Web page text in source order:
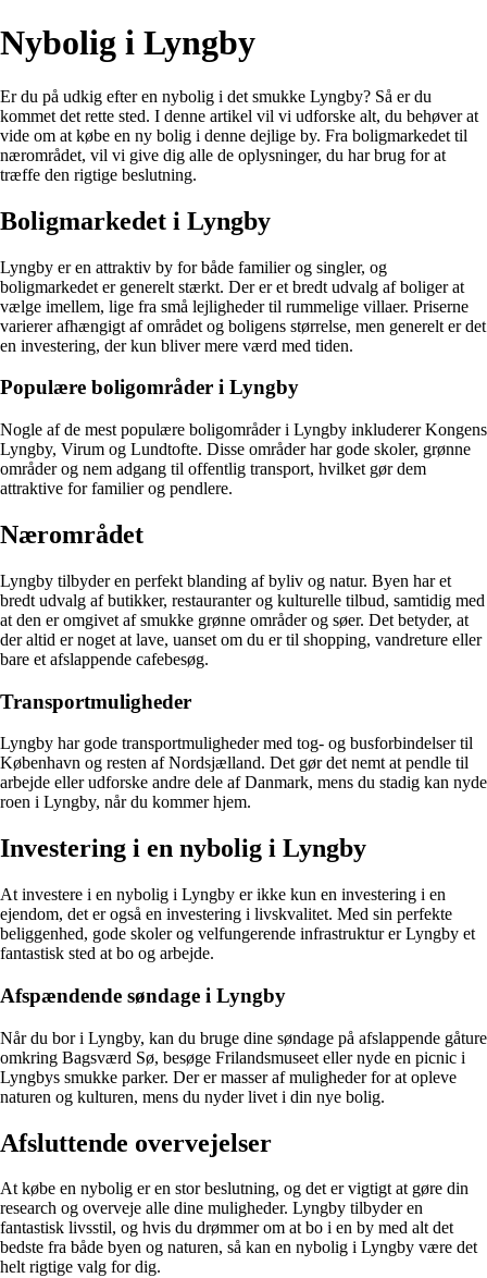
Nybolig i Lyngby
Er du på udkig efter en nybolig i det smukke Lyngby? Så er du
kommet det rette sted. I denne artikel vil vi udforske alt, du behøver at
vide om at købe en ny bolig i denne dejlige by. Fra boligmarkedet til
nærområdet, vil vi give dig alle de oplysninger, du har brug for at
træffe den rigtige beslutning.
Boligmarkedet i Lyngby
Lyngby er en attraktiv by for både familier og singler, og
boligmarkedet er generelt stærkt. Der er et bredt udvalg af boliger at
vælge imellem, lige fra små lejligheder til rummelige villaer. Priserne
varierer afhængigt af området og boligens størrelse, men generelt er det
en investering, der kun bliver mere værd med tiden.
Populære boligområder i Lyngby
Nogle af de mest populære boligområder i Lyngby inkluderer Kongens
Lyngby, Virum og Lundtofte. Disse områder har gode skoler, grønne
områder og nem adgang til offentlig transport, hvilket gør dem
attraktive for familier og pendlere.
Nærområdet
Lyngby tilbyder en perfekt blanding af byliv og natur. Byen har et
bredt udvalg af butikker, restauranter og kulturelle tilbud, samtidig med
at den er omgivet af smukke grønne områder og søer. Det betyder, at
der altid er noget at lave, uanset om du er til shopping, vandreture eller
bare et afslappende cafebesøg.
Transportmuligheder
Lyngby har gode transportmuligheder med tog- og busforbindelser til
København og resten af Nordsjælland. Det gør det nemt at pendle til
arbejde eller udforske andre dele af Danmark, mens du stadig kan nyde
roen i Lyngby, når du kommer hjem.
Investering i en nybolig i Lyngby
At investere i en nybolig i Lyngby er ikke kun en investering i en
ejendom, det er også en investering i livskvalitet. Med sin perfekte
beliggenhed, gode skoler og velfungerende infrastruktur er Lyngby et
fantastisk sted at bo og arbejde.
Afspændende søndage i Lyngby
Når du bor i Lyngby, kan du bruge dine søndage på afslappende gåture
omkring Bagsværd Sø, besøge Frilandsmuseet eller nyde en picnic i
Lyngbys smukke parker. Der er masser af muligheder for at opleve
naturen og kulturen, mens du nyder livet i din nye bolig.
Afsluttende overvejelser
At købe en nybolig er en stor beslutning, og det er vigtigt at gøre din
research og overveje alle dine muligheder. Lyngby tilbyder en
fantastisk livsstil, og hvis du drømmer om at bo i en by med alt det
bedste fra både byen og naturen, så kan en nybolig i Lyngby være det
helt rigtige valg for dig.